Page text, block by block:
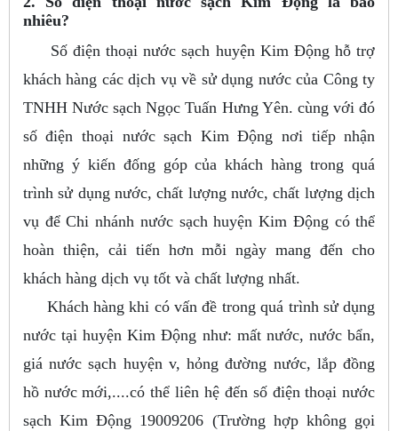
nhiêu?
Số điện thoại nước sạch huyện Kim Động hỗ trợ
khách hàng các dịch vụ về sử dụng nước của Công ty
TNHH Nước sạch Ngọc Tuấn Hưng Yên. cùng với đó
số điện thoại nước sạch Kim Động nơi tiếp nhận
những ý kiến đống góp của khách hàng trong quá
trình sử dụng nước, chất lượng nước, chất lượng dịch
vụ để Chi nhánh nước sạch huyện Kim Động có thể
hoàn thiện, cải tiến hơn mỗi ngày mang đến cho
khách hàng dịch vụ tốt và chất lượng nhất.
Khách hàng khi có vấn đề trong quá trình sử dụng
nước tại huyện Kim Động như: mất nước, nước bẩn,
giá nước sạch huyện v, hỏng đường nước, lắp đồng
hồ nước mới,....có thể liên hệ đến số điện thoại nước
sạch Kim Động 19009206 (Trường hợp không gọi